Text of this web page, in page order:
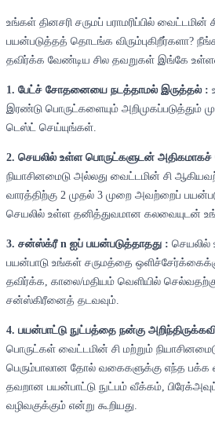
உங்கள் தினசரி சருமப் பராமரிப்பில் வைட்டமின்
பயன்படுத்தத் தொடங்க விரும்புகிறீர்களா?
தவிர்க்க வேண்டிய சில தவறுகள் இங்கே
1. பேட்ச் சோதனையை நடத்தாமல் இருத்தல் :
இரண்டு பொருட்களையும் அறிமுகப்படுத்தும்
டெஸ்ட் செய்யுங்கள்.
2. செயலில் உள்ள பொருட்களுடன் அதிகமாகச்
நியாசினமைடு அல்லது வைட்டமின் சி
வாரத்திற்கு 2 முதல் 3 முறை அவற்றைப்
செயலில் உள்ள தனித்துவமான கலவையுடன்
3. சன்ஸ்க்ரீ n ஐப் பயன்படுத்தாதது : செயலில்
பயன்பாடு உங்கள் சருமத்தை
தவிர்க்க, காலை/மதியம் வெளியில்
சன்ஸ்கிரீனைத் தடவவும்.
4. பயன்பாட்டு நுட்பத்தை நன்கு
பொருட்கள் வைட்டமின் சி மற்றும்
பெரும்பாலான தோல் வகைகளுக்கு எந்த பக்க
தவறான பயன்பாட்டு நுட்பம் வீக்கம்,
வழிவகுக்கும் என்று கூறியது.